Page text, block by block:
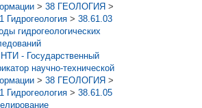
> 38 ГЕОЛОГИЯ >
Гидрогеология > 38.61.03
гидрогеологических
- Государственный
научно-технической
> 38 ГЕОЛОГИЯ >
Гидрогеология > 38.61.05